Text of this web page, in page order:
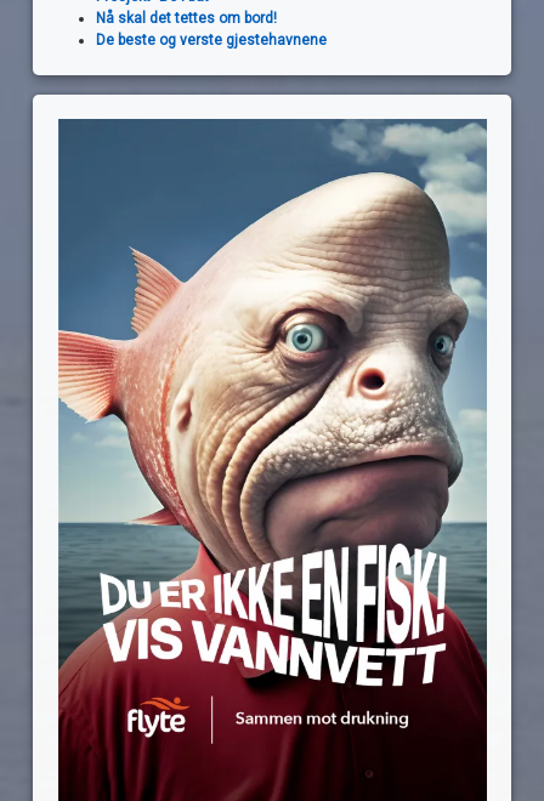
Nå skal det tettes om bord!
De beste og verste gjestehavnene